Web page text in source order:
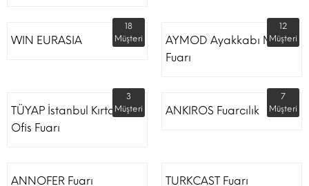
WIN EURASIA
18
Müşteri
AYMOD Ayakkabı Moda
Fuarı
12
Müşteri
TÜYAP İstanbul Kırtasiye
Ofis Fuarı
3
Müşteri
ANKIROS Fuarcılık
7
Müşteri
ANNOFER Fuarı TURKCAST Fuarı